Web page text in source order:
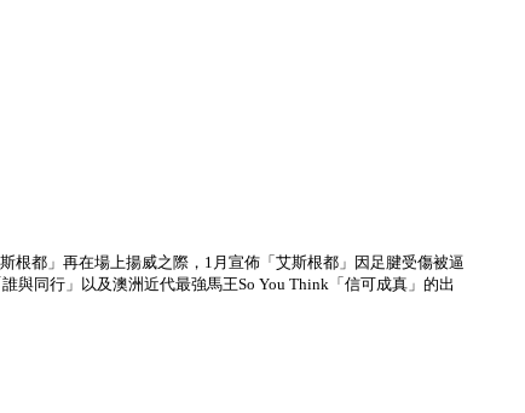
根都」再在場上揚威之際，1月宣佈「艾斯根都」因足腱受傷被逼
與同行」以及澳洲近代最強馬王So You Think「信可成真」的出